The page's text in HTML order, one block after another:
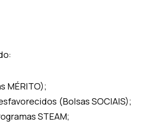
MÉRITO);
(Bolsas SOCIAIS);
STEAM;